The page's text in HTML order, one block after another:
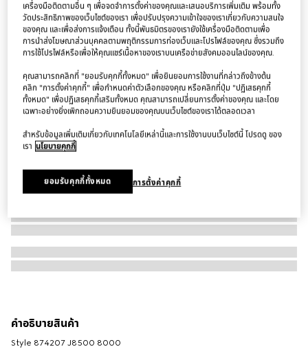
฿38,500
คำอธิบายสินค้า
Style ‎874207 J8500 8000
เครื่องมือติดตามอื่น ๆ เพื่อจดจำการตั้งค่าของคุณและเสนอบริการเพิ่มเติม พร้อมทั้ง
วัดประสิทธิภาพของเว็บไซต์ของเรา เพื่อปรับปรุงความเข้าใจของเราเกี่ยวกับความสนใจ
ของคุณ และเพื่อส่งการแจ้งเตือน ทั้งนี้พันธมิตรของเรายังใช้เครื่องมือติดตามเพื่อ
การนำส่งโฆษณาส่วนบุคคลตามพฤติกรรมการท่องเว็บและโปรไฟล์ของคุณ ซึ่งรวมถึง
การใช้โปรไฟล์หรือเพื่อให้คุณแชร์เนื้อหาของเราบนเครือข่ายสังคมออนไลน์ของคุณ.
คุณสามารถคลิกที่ "ยอมรับคุกกี้ทั้งหมด" เพื่อยินยอมการใช้งานที่กล่าวถึงข้างต้น
คลิก "การตั้งค่าคุกกี้" เพื่อกำหนดค่าตัวเลือกของคุณ หรือคลิกที่ปุ่ม "ปฏิเสธคุกกี้
ทั้งหมด" เพื่อปฏิเสธคุกกี้เสริมทั้งหมด คุณสามารถเปลี่ยนการตั้งค่าของคุณ และโดย
เฉพาะอย่างยิ่งเพิกถอนความยินยอมของคุณบนเว็บไซต์ของเราได้ตลอดเวลา
สำหรับข้อมูลเพิ่มเติมเกี่ยวกับเทคโนโลยีเหล่านี้และการใช้งานบนเว็บไซต์นี้ โปรดดู ของ
เรา นโยบายคุกกี้
การตั้งค่าคุกกี้
ยอมรับคุกกี้ทั้งหมด